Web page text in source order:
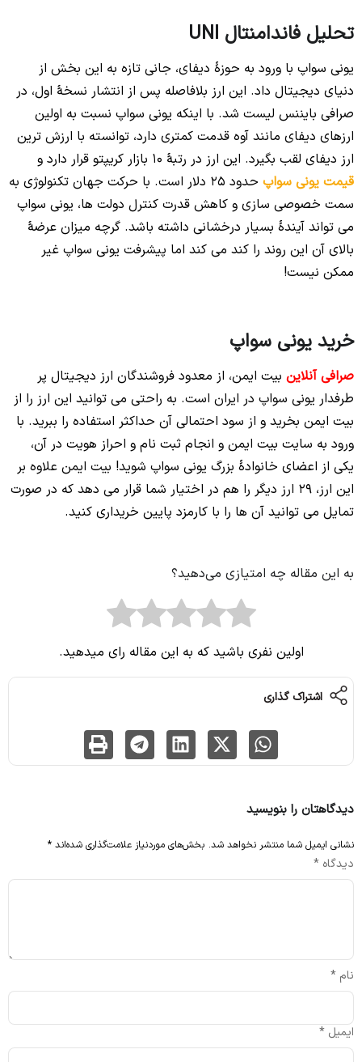
تحلیل فاندامنتال UNI
یونی سواپ با ورود به حوزۀ دیفای، جانی تازه به این بخش از
دنیای دیجیتال داد. این ارز بلافاصله پس از انتشار نسخۀ اول، در
صرافی بایننس لیست شد. با اینکه یونی سواپ نسبت به اولین
ارزهای دیفای مانند آوه قدمت کمتری دارد، توانسته با ارزش ترین
ارز دیفای لقب بگیرد. این ارز در رتبۀ 10 بازار کریپتو قرار دارد و
قیمت یونی سواپ
حدود 25 دلار است. با حرکت جهان تکنولوژی به
سمت خصوصی سازی و کاهش قدرت کنترل دولت ها، یونی سواپ
می تواند آیندۀ بسیار درخشانی داشته باشد. گرچه میزان عرضۀ
بالای آن این روند را کند می کند اما پیشرفت یونی سواپ غیر
ممکن نیست!
خرید یونی سواپ
صرافی آنلاین بیت ایمن، از معدود فروشندگان ارز دیجیتال پر
طرفدار یونی سواپ در ایران است. به راحتی می توانید این ارز را از
بیت ایمن بخرید و از سود احتمالی آن حداکثر استفاده را ببرید. با
ورود به سایت بیت ایمن و انجام ثبت نام و احراز هویت در آن،
یکی از اعضای خانوادۀ بزرگ یونی سواپ شوید! بیت ایمن علاوه بر
این ارز، 29 ارز دیگر را هم در اختیار شما قرار می دهد که در صورت
تمایل می توانید آن ها را با کارمزد پایین خریداری کنید.
به این مقاله چه امتیازی می‌دهید؟
اولین نفری باشید که به این مقاله رای میدهید.
اشتراک گذاری
دیدگاهتان را بنویسید
نشانی ایمیل شما منتشر نخواهد شد. بخش‌های موردنیاز علامت‌گذاری شده‌اند *
دیدگاه *
نام *
ایمیل *